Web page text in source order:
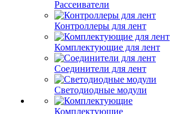
Рассеиватели
Контроллеры для лент
Комплектующие для лент
Соединители для лент
Светодиодные модули
Комплектующие